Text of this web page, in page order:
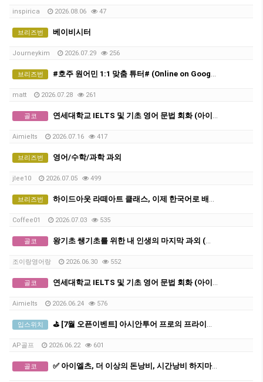
inspirica 2026.08.06 47
브리즈번 베이비시터
Journeykim 2026.07.29 256
브리즈번 #호주 원어민 1:1 맞춤 튜터# (Online on Google Meet)
matt 2026.07.28 261
골코 연세대학교 IELTS 및 기초 영어 문법 회화 (아이엘츠)
Aimielts 2026.07.16 417
브리즈번 영어/수학/과학 과외
jlee10 2026.07.05 499
브리즈번 하이드아웃 라떼아트 클래스, 이제 한국어로 배웁니다 ☕ 그룹 커피 클래스 오픈!
Coffee01 2026.07.03 535
골코 왕기초 쌩기초를 위한 내 인생의 마지막 과외 (열심히 하실 분만 와주세요)
조이랑영어랑 2026.06.30 552
골코 연세대학교 IELTS 및 기초 영어 문법 회화 (아이엘츠)
Aimielts 2026.06.24 576
입스위치 ⛳ [7월 오픈이벤트] 아시안투어 프로의 프라이빗 골프 레슨 (선착순 3명 무료진단)
AP골프 2026.06.22 601
골코 ✅ 아이엘츠, 더 이상의 돈낭비, 시간낭비 하지마세요